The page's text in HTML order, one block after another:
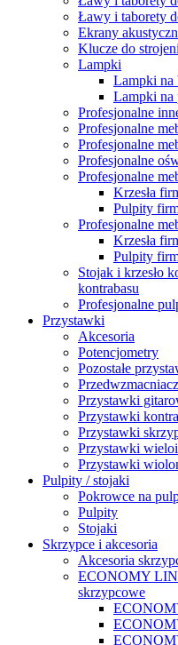
Ławy i taborety
Ekrany
Klucze do
Lampki
Lampki na
Lampki na
Profesjonalne
Profesjonalne
Profesjonalne
Profesjonalne
Profesjonalne
Krzesła
Pulpity
Profesjonalne
Krzesła
Pulpity
Stojak i krzesło
kontrabasu
Profesjonalne
Przystawki
Akcesoria
Potencjometry
Pozostałe
Przystawki
Przystawki
Przystawki
Przystawki
Przystawki
Pulpity / stojaki
Pokrowce na
Pulpity
Stojaki
Skrzypce i akcesoria
Akcesoria
ECONOMY
skrzypcowe